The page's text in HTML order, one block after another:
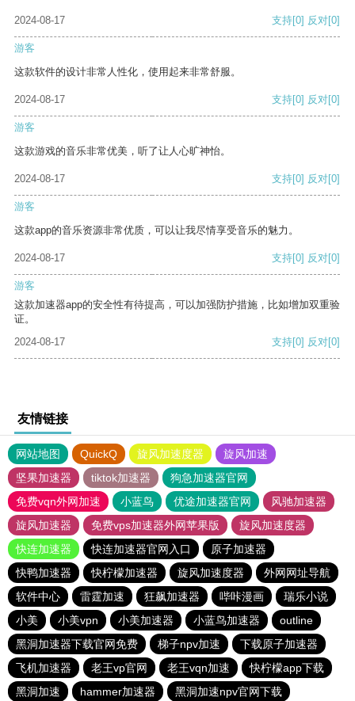
2024-08-17 支持[0] 反对[0]
游客
这款软件的设计非常人性化，使用起来非常舒服。
2024-08-17 支持[0] 反对[0]
游客
这款游戏的音乐非常优美，听了让人心旷神怡。
2024-08-17 支持[0] 反对[0]
游客
这款app的音乐资源非常优质，可以让我尽情享受音乐的魅力。
2024-08-17 支持[0] 反对[0]
游客
这款加速器app的安全性有待提高，可以加强防护措施，比如增加双重验
证。
2024-08-17
支持[0] 反对[0]
友情链接
网站地图 QuickQ 旋风加速度器
旋风加速
坚果加速器
tiktok加速器
狗急加速器官网
免费vqn外网加速
小蓝鸟 优途加速器官网
风驰加速器
旋风加速器
免费vps加速器外网苹果版
旋风加速度器
快连加速器
快连加速器官网入口
原子加速器
快鸭加速器
快柠檬加速器 旋风加速度器
外网网址导航
软件中心
雷霆加速 狂飙加速器 哔咔漫画
瑞乐小说
小美
小美vpn 小美加速器 小蓝鸟加速器
outline
黑洞加速器下载官网免费
梯子npv加速
下载原子加速器
飞机加速器
老王vp官网 老王vqn加速
快柠檬app下载
黑洞加速
hammer加速器 黑洞加速npv官网下载